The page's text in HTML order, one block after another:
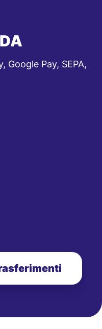
Google Pay, SEPA,